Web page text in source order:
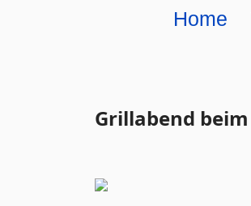
Home
Grillabend beim